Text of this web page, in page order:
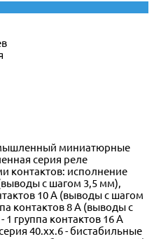
миниатюрные
серия реле
контактов: исполнение
(выводы с шагом 3,5 мм),
10 A (выводы с шагом
контактов 8 A (выводы с
группа контактов 16 A
40.xx.6 - бистабильные